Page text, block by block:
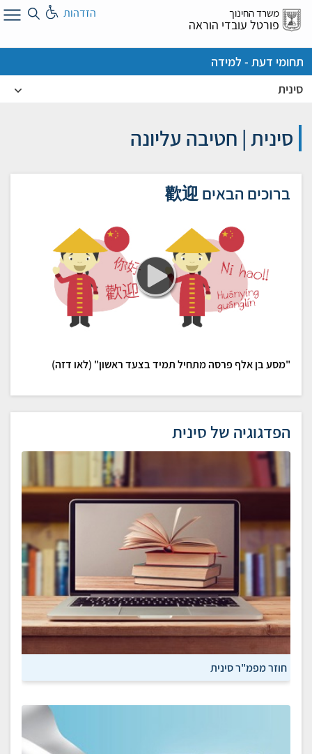
דלג
אל
משרד החינוך
פורטל עובדי הוראה
הזדהות
תחומי דעת - למידה
סינית
סינית | חטיבה עליונה
ברוכים הבאים 歡迎
"מסע בן אלף פרסה מתחיל תמיד בצעד ראשון" (לאו דזה)
הפדגוגיה של סינית
חוזר מפמ"ר סינית